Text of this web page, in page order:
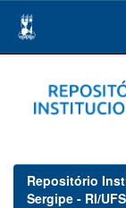
navigation
Repositório
Sergipe - RI/UFS